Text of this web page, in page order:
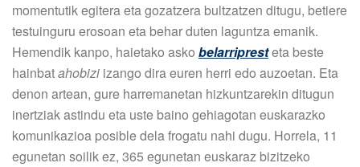
momentutik egitera eta gozatzera bultzatzen ditugu, betiere
testuinguru erosoan eta behar duten laguntza emanik.
Hemendik kanpo, haietako asko belarripresteta beste
hainbatahobizi izango dira euren herri edo auzoetan. Eta
denon artean, gure harremanetan hizkuntzarekin ditugun
inertziak astindu eta uste baino gehiagotan euskarazko
komunikazioa posible dela frogatu nahi dugu. Horrela, 11
egunetan soilik ez, 365 egunetan euskaraz bizitzeko